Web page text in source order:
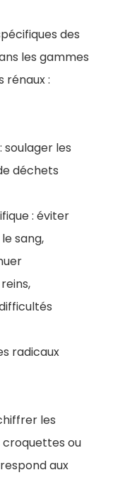
des
les gammes
rénaux :
les
déchets
: éviter
sang,
radicaux
les
ou
aux